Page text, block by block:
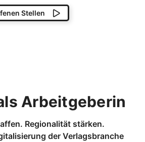
Stellen
Arbeitgeberin
Regionalität stärken.
der Verlagsbranche